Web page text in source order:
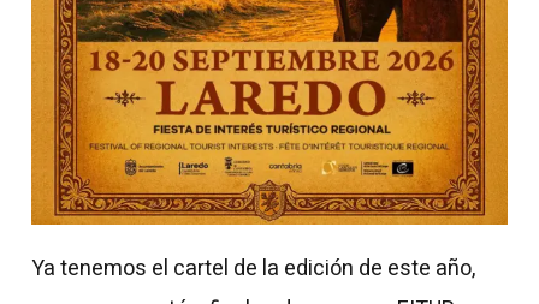
Ya tenemos el cartel de la edición de este año,